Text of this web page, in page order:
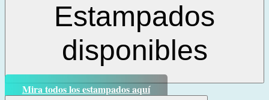
Estampados
disponibles
Mira todos los estampados aquí